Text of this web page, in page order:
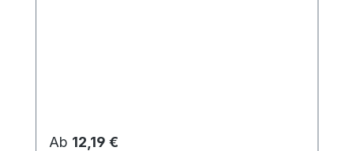
Regulärer Preis:
Ab 12,19 €